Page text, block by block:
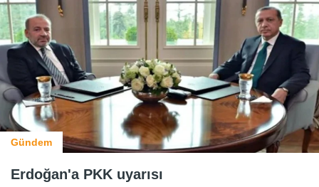
Gündem
Erdoğan'a PKK uyarısı